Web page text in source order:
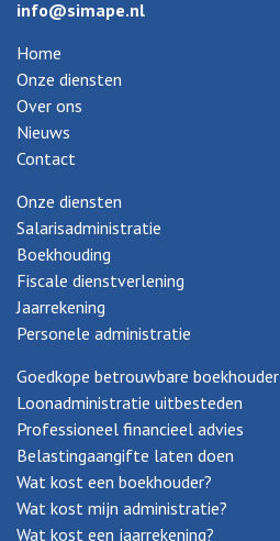
info@simape.nl
Home
Onze diensten
Over ons
Nieuws
Contact
Onze diensten
Salarisadministratie
Boekhouding
Fiscale dienstverlening
Jaarrekening
Personele administratie
Goedkope betrouwbare boekhouder
Loonadministratie uitbesteden
Professioneel financieel advies
Belastingaangifte laten doen
Wat kost een boekhouder?
Wat kost mijn administratie?
Wat kost een jaarrekening?